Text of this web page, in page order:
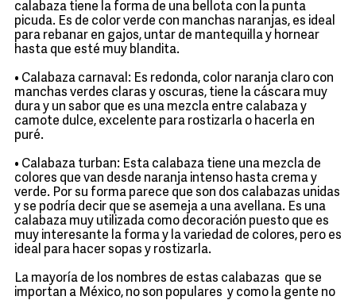
calabaza tiene la forma de una bellota con la punta
picuda. Es de color verde con manchas naranjas, es ideal
para rebanar en gajos, untar de mantequilla y hornear
hasta que esté muy blandita.
• Calabaza carnaval: Es redonda, color naranja claro con
manchas verdes claras y oscuras, tiene la cáscara muy
dura y un sabor que es una mezcla entre calabaza y
camote dulce, excelente para rostizarla o hacerla en
puré.
• Calabaza turban: Esta calabaza tiene una mezcla de
colores que van desde naranja intenso hasta crema y
verde. Por su forma parece que son dos calabazas unidas
y se podría decir que se asemeja a una avellana. Es una
calabaza muy utilizada como decoración puesto que es
muy interesante la forma y la variedad de colores, pero es
ideal para hacer sopas y rostizarla.
La mayoría de los nombres de estas calabazas que se
importan a México, no son populares y como la gente no